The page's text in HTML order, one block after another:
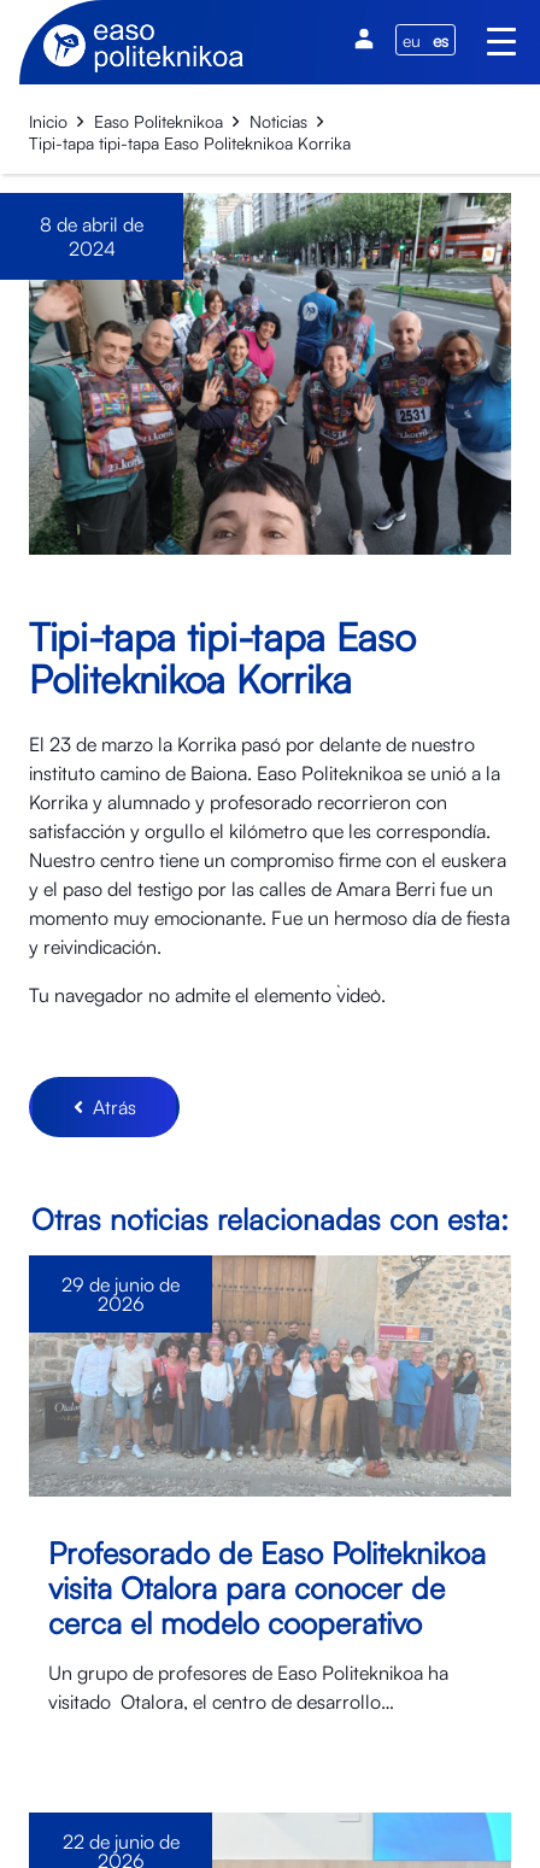
eu es
Inicio Easo Politeknikoa
Noticias
Tipi-tapa tipi-tapa Easo Politeknikoa Korrika
8 de abril de
2024
Tipi-tapa tipi-tapa Easo
Politeknikoa Korrika
El 23 de marzo la Korrika pasó por delante de nuestro
instituto camino de Baiona. Easo Politeknikoa se unió a la
Korrika y alumnado y profesorado recorrieron con
satisfacción y orgullo el kilómetro que les correspondía.
Nuestro centro tiene un compromiso firme con el euskera
y el paso del testigo por las calles de Amara Berri fue un
momento muy emocionante. Fue un hermoso día de fiesta
y reivindicación.
Tu navegador no admite el elemento `video`.
Atrás
Otras noticias relacionadas con esta:
Profesorado de Easo Politeknikoa
visita Otalora para conocer de
cerca el modelo cooperativo
Un grupo de profesores de Easo Politeknikoa ha
visitado Otalora⁠, el centro de desarrollo…
29 de junio de
2026
22 de junio de
2026